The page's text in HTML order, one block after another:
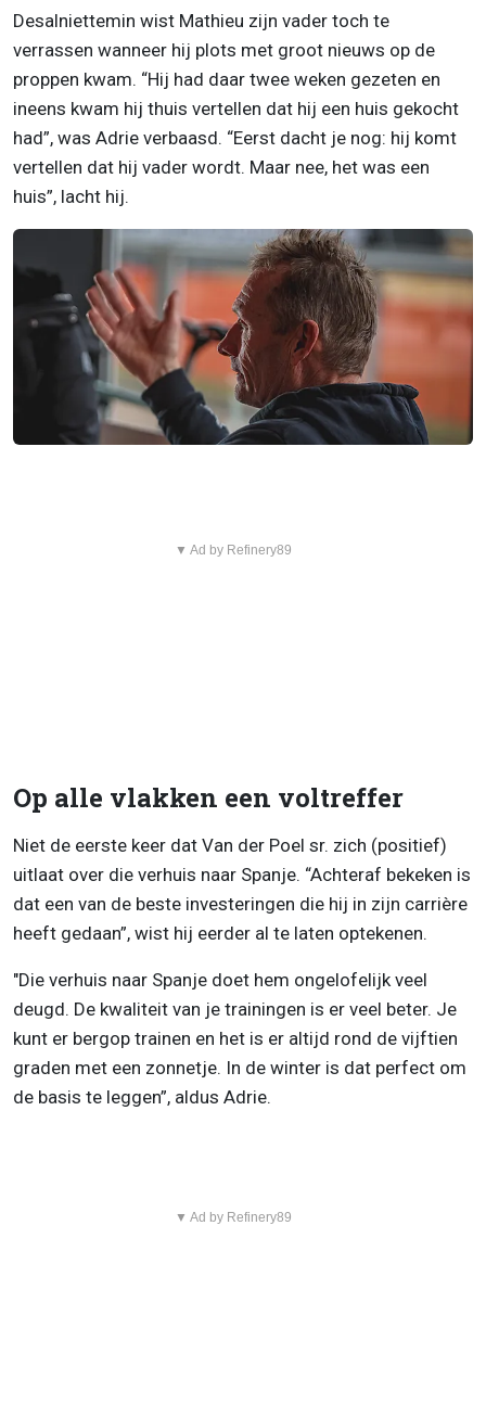
Desalniettemin wist Mathieu zijn vader toch te
verrassen wanneer hij plots met groot nieuws op de
proppen kwam. “Hij had daar twee weken gezeten en
ineens kwam hij thuis vertellen dat hij een huis gekocht
had”, was Adrie verbaasd. “Eerst dacht je nog: hij komt
vertellen dat hij vader wordt. Maar nee, het was een
huis”, lacht hij.
▼ Ad by Refinery89
Op alle vlakken een voltreffer
Niet de eerste keer dat Van der Poel sr. zich (positief)
uitlaat over die verhuis naar Spanje. “Achteraf bekeken is
dat een van de beste investeringen die hij in zijn carrière
heeft gedaan”, wist hij eerder al te laten optekenen.
"Die verhuis naar Spanje doet hem ongelofelijk veel
deugd. De kwaliteit van je trainingen is er veel beter. Je
kunt er bergop trainen en het is er altijd rond de vijftien
graden met een zonnetje. In de winter is dat perfect om
de basis te leggen”, aldus Adrie.
▼ Ad by Refinery89